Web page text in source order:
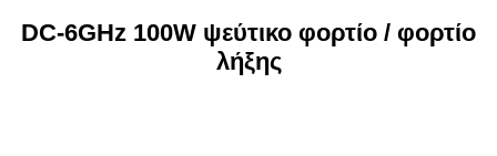
DC-6GHz 100W ψεύτικο φορτίο / φορτίο
λήξης